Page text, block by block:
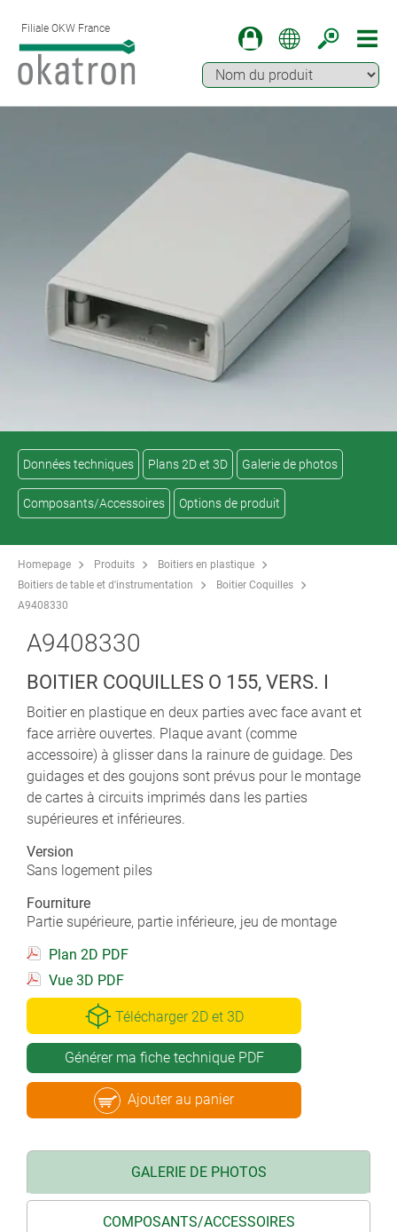
Filiale OKW France
Données techniques Plans 2D et 3D Galerie de photos
Composants/Accessoires Options de produit
Homepage Produits
Boitiers en plastique
Boitiers de table et d'instrumentation
Boitier Coquilles
A9408330
A9408330
BOITIER COQUILLES O 155, VERS. I
Boitier en plastique en deux parties avec face avant et
face arrière ouvertes. Plaque avant (comme
accessoire) à glisser dans la rainure de guidage. Des
guidages et des goujons sont prévus pour le montage
de cartes à circuits imprimés dans les parties
supérieures et inférieures.
Version
Sans logement piles
Fourniture
Partie supérieure, partie inférieure, jeu de montage
Plan 2D PDF
Vue 3D PDF
Télécharger 2D et 3D
Générer ma fiche technique PDF
Ajouter au panier
GALERIE DE PHOTOS
COMPOSANTS/ACCESSOIRES